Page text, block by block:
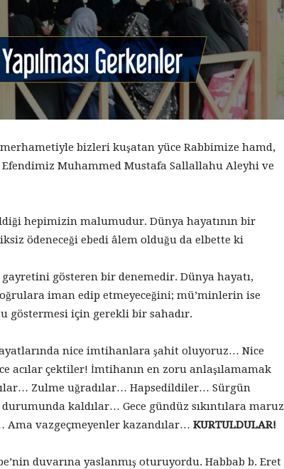
bizleri kuşatan yüce Rabbimize hamd,
Muhammed Mustafa Sallallahu Aleyhi ve
hepimizin malumudur. Dünya hayatının bir
ödeneceği ebedi âlem olduğu da elbette ki
gösteren bir denemedir. Dünya hayatı,
iman edip etmeyeceğini; mü’minlerin ise
göstermesi için gerekli bir sahadır.
nice imtihanlara şahit oluyoruz… Nice
acılar çektiler! İmtihanın en zoru anlaşılamamak
Zulme uğradılar… Hapsedildiler… Sürgün
kaldılar… Gece gündüz sıkıntılara maruz
Ama vazgeçmeyenler kazandılar… KURTULDULAR!
duvarına yaslanmış oturuyordu. Habbab b. Eret